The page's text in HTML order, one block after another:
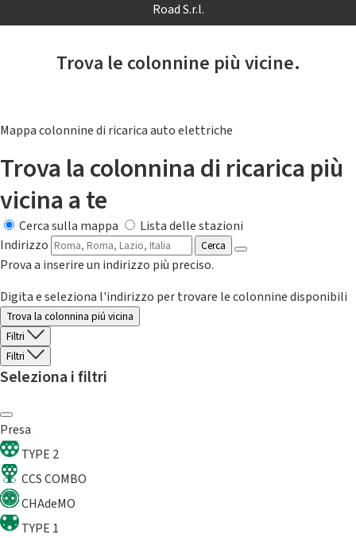
Road S.r.l.
Trova le colonnine più vicine.
Mappa colonnine di ricarica auto elettriche
Trova la colonnina di ricarica più
vicina a te
Cerca sulla mappa
Lista delle stazioni
Indirizzo
Cerca
Prova a inserire un indirizzo più preciso.
Digita e seleziona l'indirizzo per trovare le colonnine disponibili
Trova la colonnina piú vicina
Filtri
Filtri
Seleziona i filtri
Presa
TYPE 2
CCS COMBO
CHAdeMO
TYPE 1